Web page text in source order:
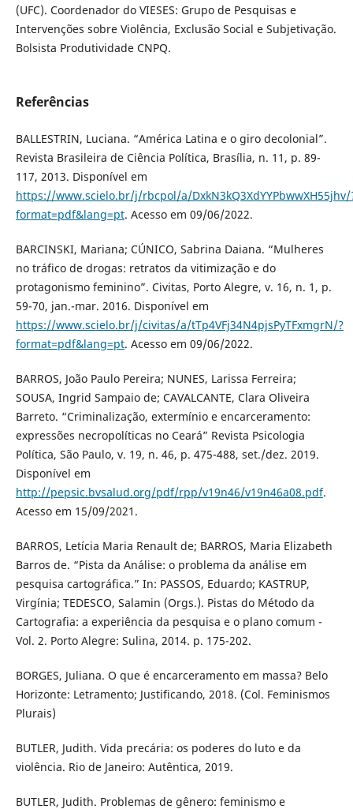
(UFC). Coordenador do VIESES: Grupo de Pesquisas e
Intervenções sobre Violência, Exclusão Social e Subjetivação.
Bolsista Produtividade CNPQ.
Referências
BALLESTRIN, Luciana. “América Latina e o giro decolonial”.
Revista Brasileira de Ciência Política, Brasília, n. 11, p. 89-
117, 2013. Disponível em
https://www.scielo.br/j/rbcpol/a/DxkN3kQ3XdYYPbwwXH55jhv/
format=pdf&lang=pt. Acesso em 09/06/2022.
BARCINSKI, Mariana; CÚNICO, Sabrina Daiana. “Mulheres
no tráfico de drogas: retratos da vitimização e do
protagonismo feminino”. Civitas, Porto Alegre, v. 16, n. 1, p.
59-70, jan.-mar. 2016. Disponível em
https://www.scielo.br/j/civitas/a/tTp4VFj34N4pjsPyTFxmgrN/?
format=pdf&lang=pt. Acesso em 09/06/2022.
BARROS, João Paulo Pereira; NUNES, Larissa Ferreira;
SOUSA, Ingrid Sampaio de; CAVALCANTE, Clara Oliveira
Barreto. “Criminalização, extermínio e encarceramento:
expressões necropolíticas no Ceará” Revista Psicologia
Política, São Paulo, v. 19, n. 46, p. 475-488, set./dez. 2019.
Disponível em
http://pepsic.bvsalud.org/pdf/rpp/v19n46/v19n46a08.pdf.
Acesso em 15/09/2021.
BARROS, Letícia Maria Renault de; BARROS, Maria Elizabeth
Barros de. “Pista da Análise: o problema da análise em
pesquisa cartográfica.” In: PASSOS, Eduardo; KASTRUP,
Virgínia; TEDESCO, Salamin (Orgs.). Pistas do Método da
Cartografia: a experiência da pesquisa e o plano comum -
Vol. 2. Porto Alegre: Sulina, 2014. p. 175-202.
BORGES, Juliana. O que é encarceramento em massa? Belo
Horizonte: Letramento; Justificando, 2018. (Col. Feminismos
Plurais)
BUTLER, Judith. Vida precária: os poderes do luto e da
violência. Rio de Janeiro: Autêntica, 2019.
BUTLER, Judith. Problemas de gênero: feminismo e